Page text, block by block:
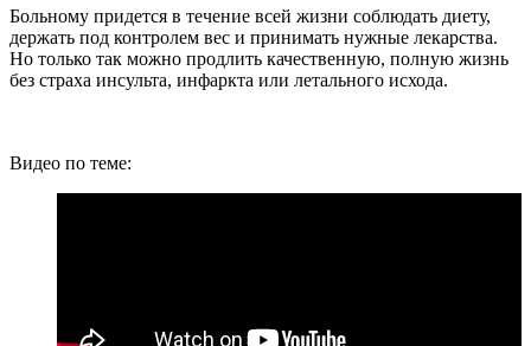
Больному придется в течение всей жизни соблюдать диету,
держать под контролем вес и принимать нужные лекарства.
Но только так можно продлить качественную, полную жизнь
без страха инсульта, инфаркта или летального исхода.
Видео по теме: